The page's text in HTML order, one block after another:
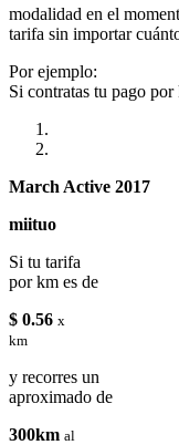
modalidad en el
tarifa sin importar
Por ejemplo:
Si contratas tu pago
March Active 2017
miituo
Si tu tarifa
por km es de
$ 0.56 x
km
y recorres un
aproximado de
300km al